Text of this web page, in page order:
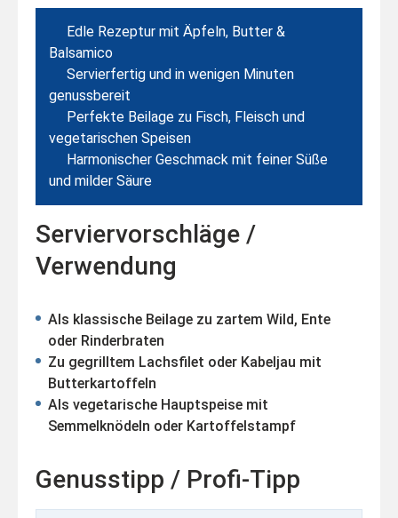
Edle Rezeptur mit Äpfeln, Butter &
Balsamico
Servierfertig und in wenigen Minuten
genussbereit
Perfekte Beilage zu Fisch, Fleisch und
vegetarischen Speisen
Harmonischer Geschmack mit feiner Süße
und milder Säure
Serviervorschläge /
Verwendung
Als klassische Beilage zu zartem Wild, Ente
oder Rinderbraten
Zu gegrilltem Lachsfilet oder Kabeljau mit
Butterkartoffeln
Als vegetarische Hauptspeise mit
Semmelknödeln oder Kartoffelstampf
Genusstipp / Profi-Tipp